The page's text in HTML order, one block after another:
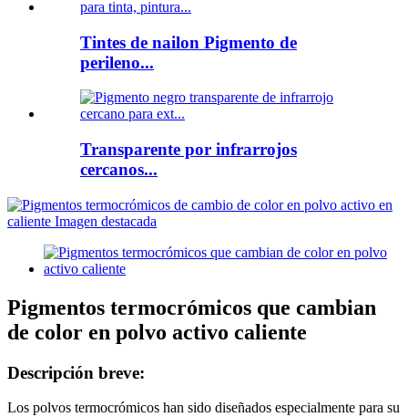
Tintes de nailon Pigmento de
perileno...
Transparente por infrarrojos
cercanos...
Pigmentos termocrómicos que cambian
de color en polvo activo caliente
Descripción breve:
Los polvos termocrómicos han sido diseñados especialmente para su